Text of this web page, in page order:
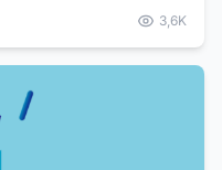
souvent les
3,6K